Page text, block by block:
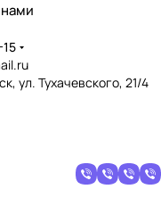
ул. Тухачевского, 21/4